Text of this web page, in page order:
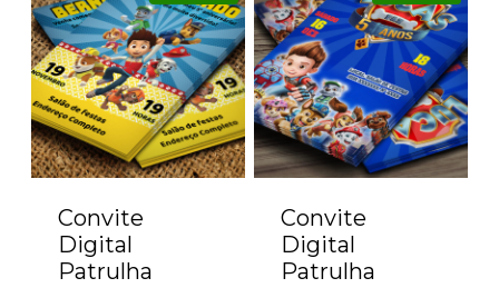
Convite
Digital
Patrulha
Convite
Digital
Patrulha